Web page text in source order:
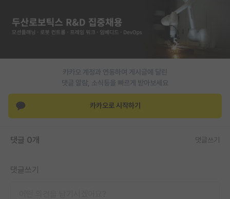
카카오 계정과 연동하여 게시글에 달린
댓글 알람, 소식등을 빠르게 받아보세요
카카오로 시작하기
댓글 0개 댓글쓰기
댓글쓰기